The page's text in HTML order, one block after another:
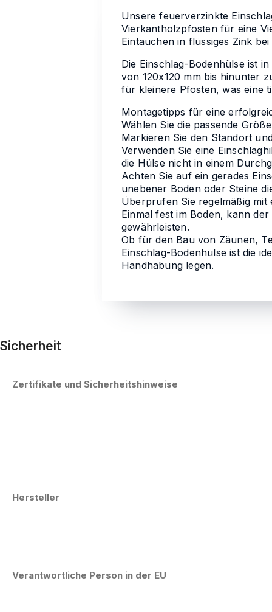
Unsere feuerverzinkte
Vierkantholzpfosten für eine
Eintauchen in flüssiges Zink
Die Einschlag-Bodenhülse ist
von 120x120 mm bis hinunter
für kleinere Pfosten, was eine
Montagetipps für eine
Wählen Sie die passende
Markieren Sie den Standort
Verwenden Sie eine
die Hülse nicht in einem
Achten Sie auf ein gerades
unebener Boden oder Steine
Überprüfen Sie regelmäßig mit
Einmal fest im Boden, kann
gewährleisten.
Ob für den Bau von Zäunen,
Einschlag-Bodenhülse ist die
Handhabung legen.
Sicherheit
Zertifikate und Sicherheitshinweise
Hersteller
Verantwortliche Person in der EU